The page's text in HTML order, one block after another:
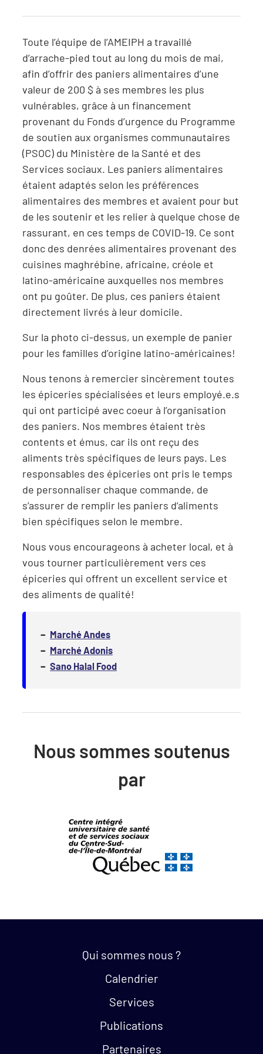
Toute l’équipe de l’AMEIPH a travaillé
d’arrache-pied tout au long du mois de mai,
afin d’offrir des paniers alimentaires d’une
valeur de 200 $ à ses membres les plus
vulnérables, grâce à un financement
provenant du Fonds d’urgence du Programme
de soutien aux organismes communautaires
(PSOC) du Ministère de la Santé et des
Services sociaux. Les paniers alimentaires
étaient adaptés selon les préférences
alimentaires des membres et avaient pour but
de les soutenir et les relier à quelque chose de
rassurant, en ces temps de COVID-19. Ce sont
donc des denrées alimentaires provenant des
cuisines maghrébine, africaine, créole et
latino-américaine auxquelles nos membres
ont pu goûter. De plus, ces paniers étaient
directement livrés à leur domicile.
Sur la photo ci-dessus, un exemple de panier
pour les familles d’origine latino-américaines!
Nous tenons à remercier sincèrement toutes
les épiceries spécialisées et leurs employé.e.s
qui ont participé avec coeur à l’organisation
des paniers. Nos membres étaient très
contents et émus, car ils ont reçu des
aliments très spécifiques de leurs pays. Les
responsables des épiceries ont pris le temps
de personnaliser chaque commande, de
s’assurer de remplir les paniers d’aliments
bien spécifiques selon le membre.
Nous vous encourageons à acheter local, et à
vous tourner particulièrement vers ces
épiceries qui offrent un excellent service et
des aliments de qualité!
– Marché Andes
– Marché Adonis
– Sano Halal Food
Nous sommes soutenus
par
Quick links:
Qui sommes nous ?
Calendrier
Services
Publications
Partenaires